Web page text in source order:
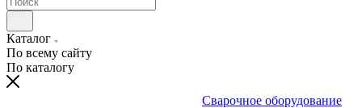
Каталог
По всему сайту
По каталогу
Сварочное оборудование